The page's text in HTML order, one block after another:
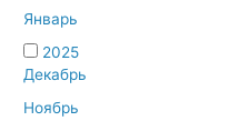
Январь
2025
Декабрь
Ноябрь